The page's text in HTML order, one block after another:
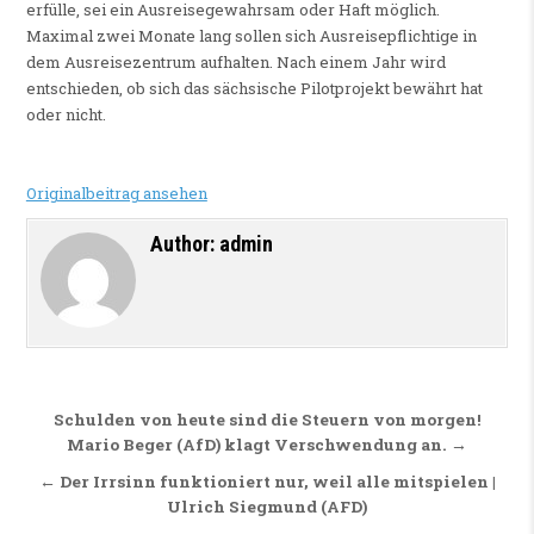
erfülle, sei ein Ausreisegewahrsam oder Haft möglich.
Maximal zwei Monate lang sollen sich Ausreisepflichtige in
dem Ausreisezentrum aufhalten. Nach einem Jahr wird
entschieden, ob sich das sächsische Pilotprojekt bewährt hat
oder nicht.
Originalbeitrag ansehen
Author: admin
Beitragsnavigation
Schulden von heute sind die Steuern von morgen!
Mario Beger (AfD) klagt Verschwendung an. →
← Der Irrsinn funktioniert nur, weil alle mitspielen |
Ulrich Siegmund (AFD)